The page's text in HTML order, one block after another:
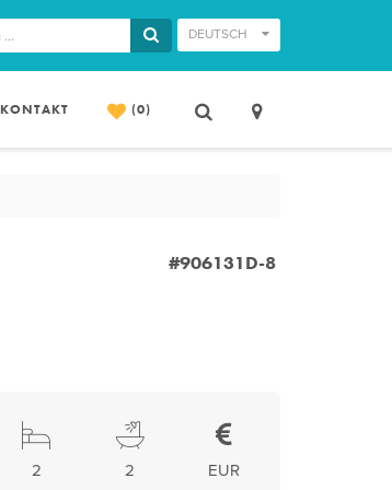
DEUTSCH
KONTAKT (0)
#906131D-8
EUR
2
2